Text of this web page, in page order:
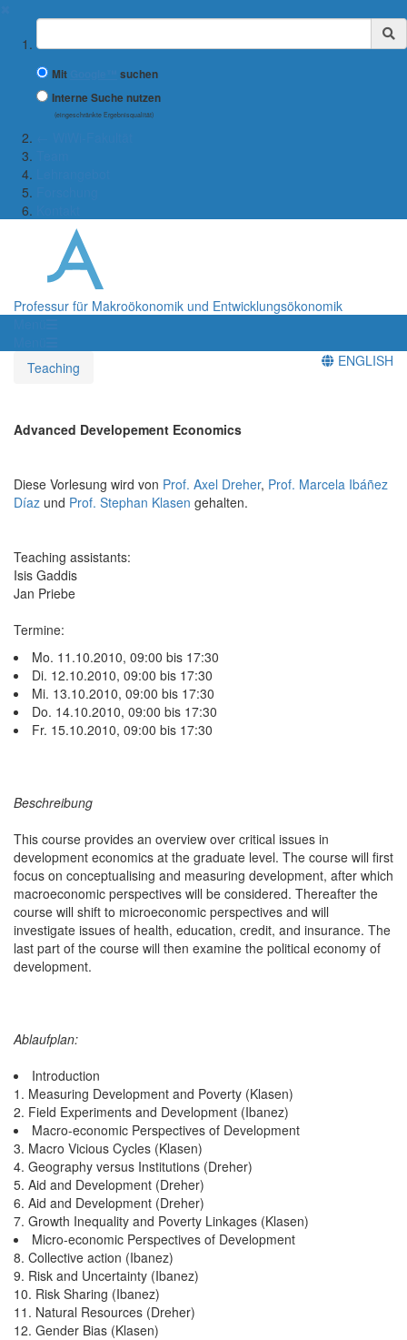
Suchbegriff
Mit
suchen
Interne Suche nutzen
(eingeschränkte Ergebnisqualität)
Professur für Makroökonomik und Entwicklungsökonomik
Teaching
ENGLISH
Advanced Developement Economics
Diese Vorlesung wird von Prof. Axel Dreher, Prof. Marcela Ibáñez
Díaz und Prof. Stephan Klasen gehalten.
Teaching assistants:
Isis Gaddis
Jan Priebe
Termine:
Mo. 11.10.2010, 09:00 bis 17:30
Di. 12.10.2010, 09:00 bis 17:30
Mi. 13.10.2010, 09:00 bis 17:30
Do. 14.10.2010, 09:00 bis 17:30
Fr. 15.10.2010, 09:00 bis 17:30
Beschreibung
This course provides an overview over critical issues in
development economics at the graduate level. The course will first
focus on conceptualising and measuring development, after which
macroeconomic perspectives will be considered. Thereafter the
course will shift to microeconomic perspectives and will
investigate issues of health, education, credit, and insurance. The
last part of the course will then examine the political economy of
development.
Ablaufplan:
Introduction
1. Measuring Development and Poverty (Klasen)
2. Field Experiments and Development (Ibanez)
Macro-economic Perspectives of Development
3. Macro Vicious Cycles (Klasen)
4. Geography versus Institutions (Dreher)
5. Aid and Development (Dreher)
6. Aid and Development (Dreher)
7. Growth Inequality and Poverty Linkages (Klasen)
Micro-economic Perspectives of Development
8. Collective action (Ibanez)
9. Risk and Uncertainty (Ibanez)
10. Risk Sharing (Ibanez)
11. Natural Resources (Dreher)
12. Gender Bias (Klasen)